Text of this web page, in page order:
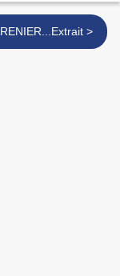
JOEL GRENIER...Extrait >